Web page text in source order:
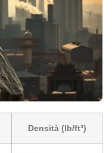
Densità (lb/ft³)